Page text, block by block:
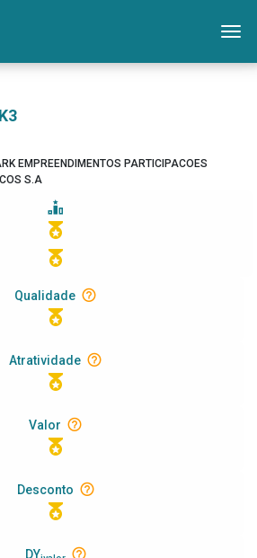
EMPREENDIMENTOS PARTICIPACOES
S.A
Qualidade
Atratividade
Valor
Desconto
DY